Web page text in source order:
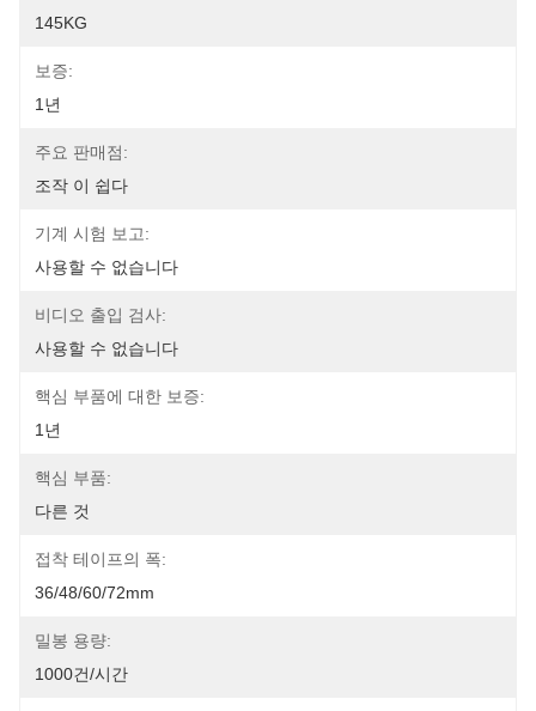
145KG
보증:
1년
주요 판매점:
조작 이 쉽다
기계 시험 보고:
사용할 수 없습니다
비디오 출입 검사:
사용할 수 없습니다
핵심 부품에 대한 보증:
1년
핵심 부품:
다른 것
접착 테이프의 폭:
36/48/60/72mm
밀봉 용량:
1000건/시간